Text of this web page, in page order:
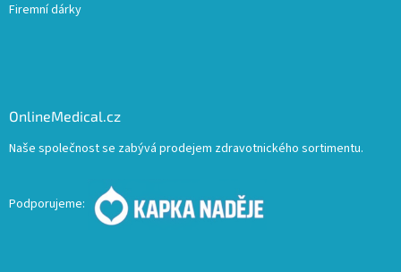
Firemní dárky
OnlineMedical.cz
Naše společnost se zabývá prodejem zdravotnického sortimentu.
Podporujeme: